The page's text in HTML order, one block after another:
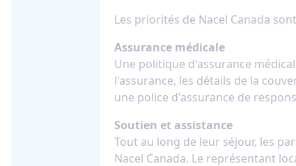
Les priorités de Nacel Canada
Assurance médicale
Une politique d'assurance
l'assurance, les détails de la
une police d'assurance de
Soutien et assistance
Tout au long de leur séjour, les
Nacel Canada. Le représentant